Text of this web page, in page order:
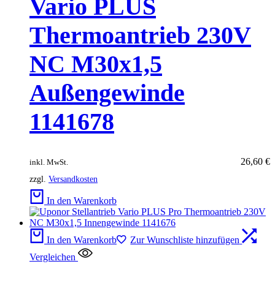
Vario PLUS
Thermoantrieb 230V
NC M30x1,5
Außengewinde
1141678
26,60 €
inkl. MwSt.
zzgl. Versandkosten
In den Warenkorb
In den Warenkorb
Zur Wunschliste hinzufügen
Vergleichen